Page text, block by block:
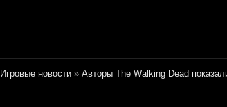
Игровые новости » Авторы The Walking Dead